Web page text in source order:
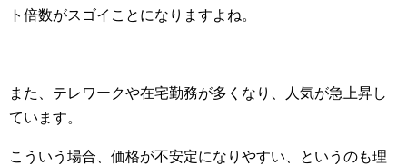
ト倍数がスゴイことになりますよね。
また、テレワークや在宅勤務が多くなり、人気が急上昇し
ています。
こういう場合、価格が不安定になりやすい、というのも理